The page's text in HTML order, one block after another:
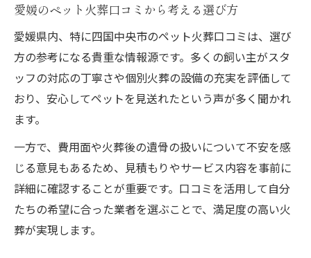
愛媛のペット火葬口コミから考える選び方
愛媛県内、特に四国中央市のペット火葬口コミは、選び
方の参考になる貴重な情報源です。多くの飼い主がスタ
ッフの対応の丁寧さや個別火葬の設備の充実を評価して
おり、安心してペットを見送れたという声が多く聞かれ
ます。
一方で、費用面や火葬後の遺骨の扱いについて不安を感
じる意見もあるため、見積もりやサービス内容を事前に
詳細に確認することが重要です。口コミを活用して自分
たちの希望に合った業者を選ぶことで、満足度の高い火
葬が実現します。